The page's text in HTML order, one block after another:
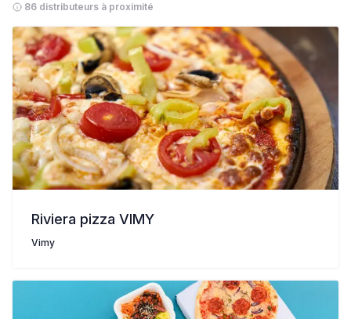
86 distributeurs à proximité
Riviera pizza VIMY
Vimy